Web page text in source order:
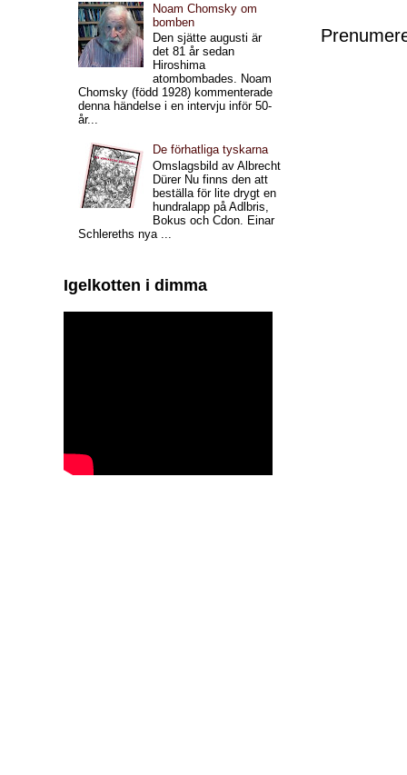
Noam Chomsky om
bomben
Den sjätte augusti är
det 81 år sedan
Hiroshima
atombombades. Noam
Chomsky (född 1928) kommenterade
denna händelse i en intervju inför 50-
år...
De förhatliga tyskarna
Omslagsbild av Albrecht
Dürer Nu finns den att
beställa för lite drygt en
hundralapp på Adlbris,
Bokus och Cdon. Einar
Schlereths nya ...
Igelkotten i dimma